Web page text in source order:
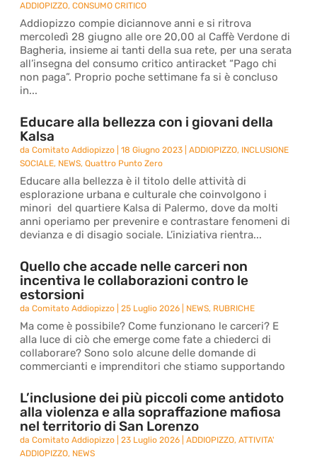
ADDIOPIZZO,CONSUMO CRITICO
Addiopizzo compie diciannove anni e si ritrova
mercoledì 28 giugno alle ore 20,00 al Caffè Verdone di
Bagheria, insieme ai tanti della sua rete, per una serata
all’insegna del consumo critico antiracket “Pago chi
non paga”. Proprio poche settimane fa si è concluso
in...
Educare alla bellezza con i giovani della
Kalsa
daComitato Addiopizzo |18 Giugno 2023 |ADDIOPIZZO, INCLUSIONE
SOCIALE, NEWS,Quattro Punto Zero
Educare alla bellezza è il titolo delle attività di
esplorazione urbana e culturale che coinvolgono i
minori del quartiere Kalsa di Palermo, dove da molti
anni operiamo per prevenire e contrastare fenomeni di
devianza e di disagio sociale. L’iniziativa rientra...
Quello che accade nelle carceri non
incentiva le collaborazioni contro le
estorsioni
daComitato Addiopizzo |25 Luglio 2026 NEWS, RUBRICHE
Ma come è possibile? Come funzionano le carceri? E
alla luce di ciò che emerge come fate a chiederci di
collaborare? Sono solo alcune delle domande di
commercianti e imprenditori che stiamo supportando
L’inclusione dei più piccoli come antidoto
alla violenza e alla sopraffazione mafiosa
nel territorio di San Lorenzo
daComitato Addiopizzo |23 Luglio 2026 |ADDIOPIZZO,ATTIVITA'
ADDIOPIZZO, NEWS